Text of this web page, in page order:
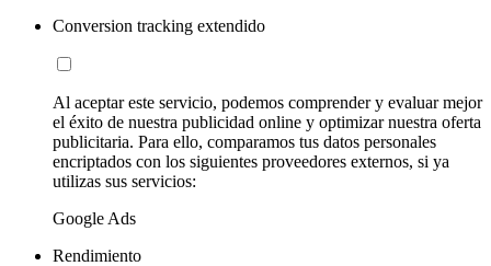
Conversion tracking extendido
Al aceptar este servicio, podemos comprender y evaluar mejor
el éxito de nuestra publicidad online y optimizar nuestra oferta
publicitaria. Para ello, comparamos tus datos personales
encriptados con los siguientes proveedores externos, si ya
utilizas sus servicios:
Google Ads
Rendimiento